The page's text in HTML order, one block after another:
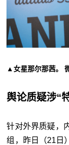
▲女星那尔那茜。
舆论质疑涉“
针对外界质疑，
组，昨日（21日